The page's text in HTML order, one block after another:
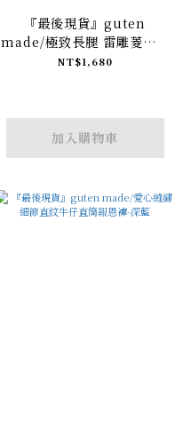
『最後現貨』guten
made/極致長腿 雷雕菱格紋
牛仔褲-灰白
NT$1,680
加入購物車